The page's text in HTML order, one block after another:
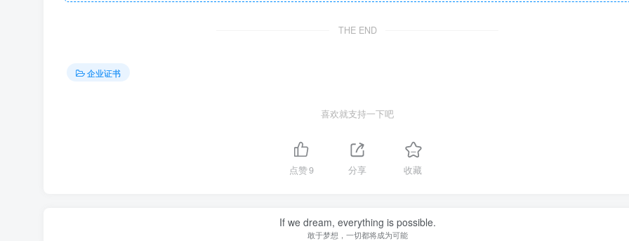
THE END
企业证书
喜欢就支持一下吧
点赞9 分享 收藏
If we dream, everything is possible.
敢于梦想，一切都将成为可能